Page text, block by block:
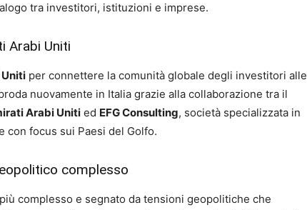
tra investitori, istituzioni e imprese.
Arabi Uniti
per connettere la comunità globale degli investitori alle
nuovamente in Italia grazie alla collaborazione tra il
Arabi Uniti ed EFG Consulting, società specializzata in
con focus sui Paesi del Golfo.
complesso
complesso e segnato da tensioni geopolitiche che